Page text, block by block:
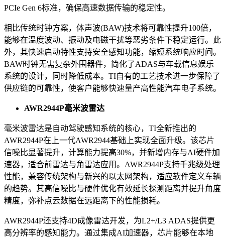
PCIe Gen 6标准，确保高速数据传输的稳定性。
相比传统时钟方案，体声波(BAW)技术将可靠性提升100倍，
能够在温度波动、振动及电磁干扰等恶劣条件下稳定运行。此
外，其快速启动特性支持安全感知功能，缩短系统响应时间。
BAW时钟无需复杂外围器件，简化了ADAS与车载信息娱乐
系统的设计，同时降低成本。TI自有的工艺技术进一步保障了
供应链的可靠性，使客户能够快速量产高性能汽车电子系统。
AWR2944P毫米波雷达
毫米波雷达是自动驾驶感知系统的核心，TI全新推出的
AWR2944P在上一代AWR2944基础上实现全面升级。该芯片
信噪比显著提升，计算能力提高30%，并新增内存与AI硬件加
速器，适合前雷达与角雷达应用。AWR2944P支持千兆级处理
性能，兼容传统架构与新兴的以太网架构，适应软件定义车辆
的趋势。其高信噪比与硬件优化有效延长探测距离并提升角度
精度，弥补点云数据在远距离下的性能损耗。
AWR2944P还支持4D成像雷达开发，为L2+/L3 ADAS提供更
高分辨率的感知能力。通过集成AI加速器，芯片能够在本地